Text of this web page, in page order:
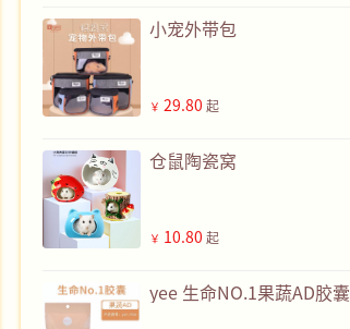
小宠外带包
￥ 29.80 起
仓鼠陶瓷窝
￥ 10.80 起
yee 生命NO.1果蔬AD胶囊